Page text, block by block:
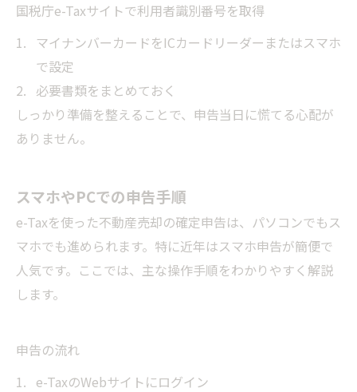
国税庁e-Taxサイトで利用者識別番号を取得
マイナンバーカードをICカードリーダーまたはスマホ
で設定
必要書類をまとめておく
しっかり準備を整えることで、申告当日に慌てる心配が
ありません。
スマホやPCでの申告手順
e-Taxを使った不動産売却の確定申告は、パソコンでもス
マホでも進められます。特に近年はスマホ申告が簡便で
人気です。ここでは、主な操作手順をわかりやすく解説
します。
申告の流れ
e-TaxのWebサイトにログイン